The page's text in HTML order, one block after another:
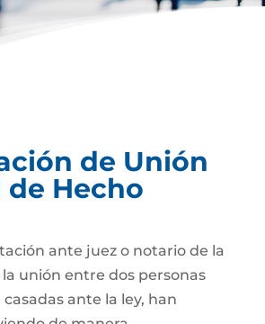
de Unión
Hecho
ante juez o notario de la
unión entre dos personas
ante la ley, han